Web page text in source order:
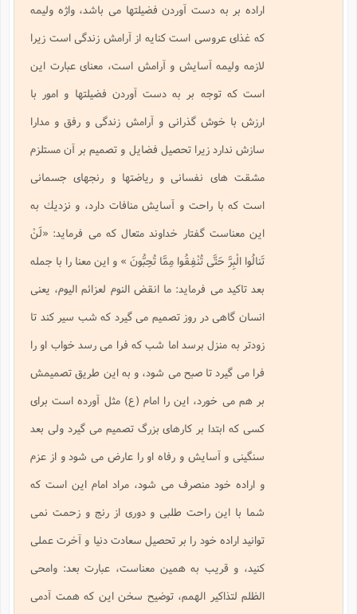
اراده بر به دست آوردن فضيلتها مى باشد، واژه وليمه
كه غذاى عروسى است كنايه از آرامش زندگى است زيرا
لازمه وليمه آسايش و آرامش است، معناى عبارت اين
است كه توجه بر به دست آوردن فضيلتها و امور با
ارزش با خوش گذرانى و آرامش زندگى و رفق و مدارا
سازش ندارد زيرا تحصيل فضايل و تصميم بر آن مستلزم
مشقت هاى نفسانى و رياضتها و رنجهاى جسمانى
است كه با راحت و آسايش منافات دارد، و نزديك به
اين معناست گفتار خداوند متعال كه مى فرمايد:«لَنْ
تَنالُوا الْبِرَّ حَتَّى تُنْفِقُوا مِمَّا تُحِبُّونَ» و اين معنا را با جمله
بعد تاكيد مى فرمايد: ما انقض النوم لعزائم اليوم، يعنى
انسان گاهى در روز تصميم مى گيرد كه شب سير كند تا
زودتر به منزل برسد اما شب كه فرا مى رسد خواب او را
فرا مى گيرد تا صبح مى شود، و به اين طريق تصميمش
بر هم مى خورد، اين را امام (ع) مثل آورده است براى
كسى كه ابتدا بر كارهاى بزرگ تصميم مى گيرد ولى بعد
سنگينى و آسايش و رفاه او را عارض مى شود و از عزم
و اراده خود منصرف مى شود، مراد امام اين است كه
شما با اين راحت طلبى و دورى از رنج و زحمت نمى
توانيد اراده خود را بر تحصيل سعادت دنيا و آخرت عملى
كنيد، و قريب به همين معناست، عبارت بعد: وامحى
الظلم لتذاكير الهمم، توضيح سخن اين كه همت آدمى